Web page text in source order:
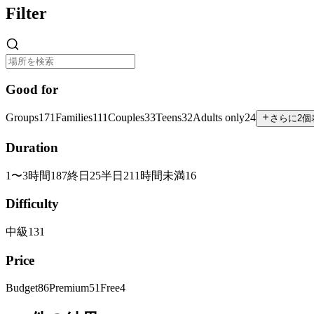
Filter
Good for
Groups171Families111Couples33Teens32Adults only24 さらに2個
Duration
1〜3時間187終日 25半日 21 1時間未満16
Difficulty
中級131
Price
Budget86Premium51Free4